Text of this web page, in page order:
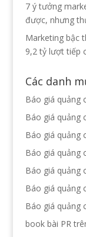
7 ý tưởng
được, nhưng
Marketing bậc
9,2 tỷ lượt tiếp
Các danh
Báo giá quảng
Báo giá quảng
Báo giá quảng
Báo giá quảng
Báo giá quảng
Báo giá quảng
Báo giá quảng
book bài PR